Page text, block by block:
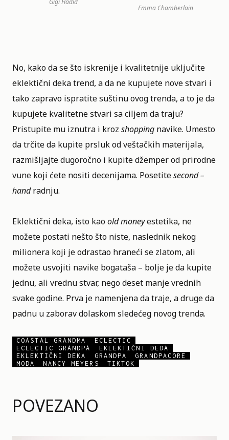
POVEZANO
Emma Chamberlain
No, kako da se što iskrenije i kvalitetnije uključite
eklektični deka trend, a da ne kupujete nove stvari i
tako zapravo ispratite suštinu ovog trenda, a to je da
kupujete kvalitetne stvari sa ciljem da traju?
Pristupite mu iznutra i kroz shopping navike. Umesto
da trčite da kupite prsluk od veštačkih materijala,
razmišljajte dugoročno i kupite džemper od prirodne
vune koji ćete nositi decenijama. Posetitesecond –
handradnju.
Eklektični deka, isto kaoold moneyestetika, ne
možete postati nešto što niste, naslednik nekog
milionera koji je odrastao hraneći se zlatom, ali
možete usvojiti navike bogataša – bolje je da kupite
jednu, ali vrednu stvar, nego deset manje vrednih
svake godine. Prva je namenjena da traje, a druge da
padnu u zaborav dolaskom sledećeg novog trenda.
COASTAL GRANDMA
ECLECTIC
ECLECTIC GRANDPA
EKLEKTIČNI DEDA
EKLEKTIČNI DEKA
GRANDPA
GRANDPACORE
MODA
NANCY MEYERS TIKTOK